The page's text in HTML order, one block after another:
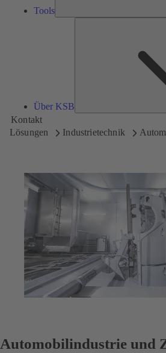
Tools
Über KSB
Kontakt
Lösungen
Industrietechnik
Automobilindustrie und